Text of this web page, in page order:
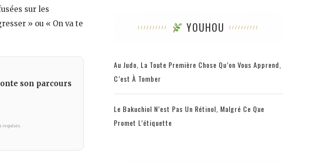
sur les
» ou « On va te
son parcours
requises.
YOUHOU
Au Judo, La Toute Première Chose Qu’on Vous Apprend,
C’est À Tomber
Le Bakuchiol N’est Pas Un Rétinol, Malgré Ce Que
Promet L’étiquette